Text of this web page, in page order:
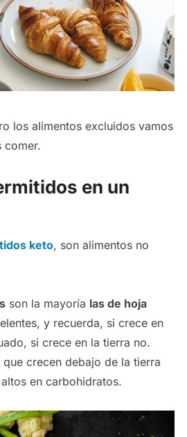
los alimentos excluidos vamos
comer.
en un
keto, son alimentos no
son la mayoría las de hoja
y recuerda, si crece en
si crece en la tierra no.
que crecen debajo de la tierra
en carbohidratos.